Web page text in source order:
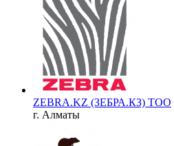
ZEBRA.KZ (ЗЕБРА.КЗ) ТОО
г. Алматы